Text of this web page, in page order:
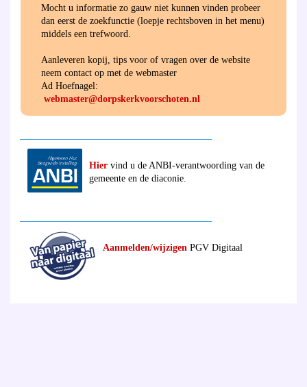
Mocht u informatie zo gauw niet kunnen vinden probeer
dan eerst de zoekfunctie (loepje rechtsboven in het menu)
middels een trefwoord.
Aanleveren kopij, tips voor of vragen over de website
neem contact op met de webmaster
Ad Hoefnagel:
webmaster@dorpskerkvoorschoten.nl
Hier vind u de ANBI-verantwoording van de
gemeente en de diaconie.
Aanmelden/wijzigen PGV Digitaal